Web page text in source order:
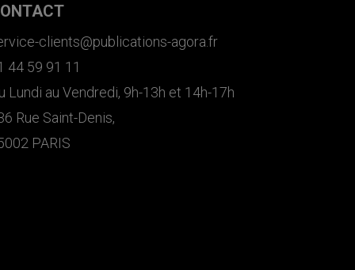
clients@publications-agora.fr
44 59 91 11
Lundi au Vendredi, 9h-13h et 14h-17h
Rue Saint-Denis,
PARIS